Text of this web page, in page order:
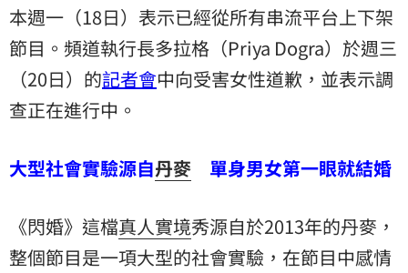
本週一（18日）表示已經從所有串流平台上下架
節目。頻道執行長多拉格（Priya Dogra）於週三
（20日）的記者會中向受害女性道歉，並表示調
查正在進行中。
大型社會實驗源自丹麥 單身男女第一眼就結婚
《閃婚》這檔真人實境秀源自於2013年的丹麥，
整個節目是一項大型的社會實驗，在節目中感情